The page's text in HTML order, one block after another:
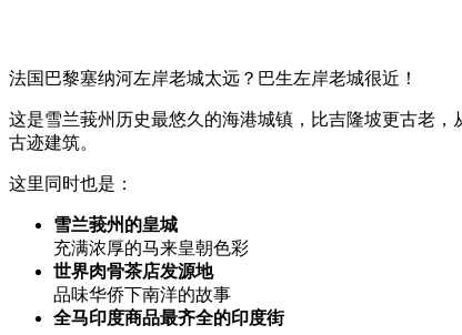
法国巴黎塞纳河左岸老城太远？巴生左岸老城很近！
这是雪兰莪州历史最悠久的海港城镇，比吉隆坡更古老
古迹建筑。
这里同时也是：
雪兰莪州的皇城
充满浓厚的马来皇朝色彩
世界肉骨茶店发源地
品味华侨下南洋的故事
全马印度商品最齐全的印度街